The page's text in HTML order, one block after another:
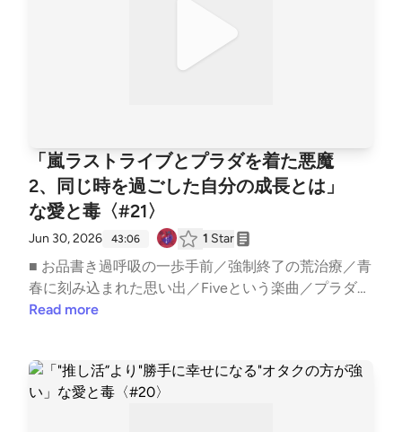
「嵐ラストライブとプラダを着た悪魔
2、同じ時を過ごした自分の成長とは」
な愛と毒〈#21〉
Jun 30, 2026 43:06 1 Star
■ お品書き過呼吸の一歩手前／強制終了の荒治療／青
春に刻み込まれた思い出／Fiveという楽曲／プラダを
着た悪魔2／20年前の思い出と20年分の変化／誰にも
━━━━━━━━━━━━━━━スナック愛と毒 〜
ゆきママの愛、届く？〜━━━━━━━━━━━━━
Read more